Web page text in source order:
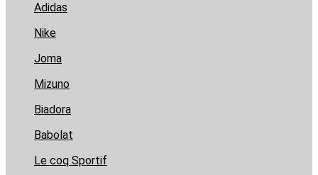
Adidas
Nike
Joma
Mizuno
Biadora
Babolat
Le coq Sportif